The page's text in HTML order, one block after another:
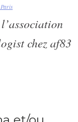
chez af83